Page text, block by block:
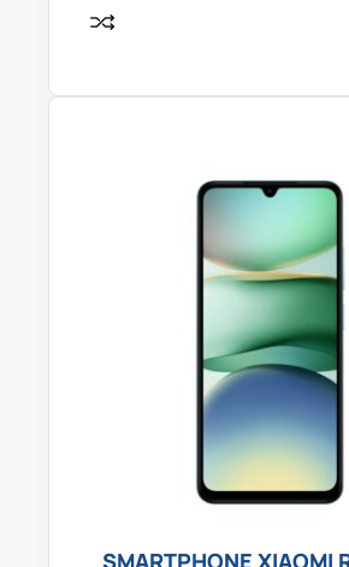
SMARTPHONE XIAOMI